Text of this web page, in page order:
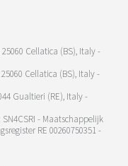
Cellatica (BS), Italy -
Cellatica (BS), Italy -
Gualtieri (RE), Italy -
- Maatschappelijk
RE 00260750351 -